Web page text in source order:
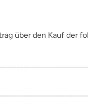
über den Kauf der